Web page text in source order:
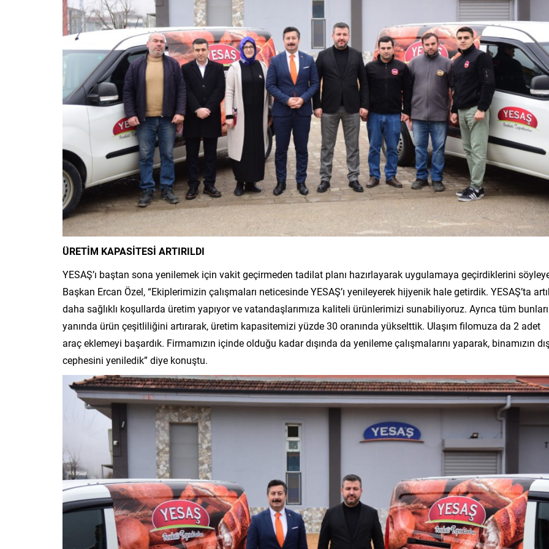
ÜRETİM KAPASİTESİ ARTIRILDI
YESAŞ’ı baştan sona yenilemek için vakit geçirmeden tadilat planı hazırlayarak uygulamaya geçirdiklerini
Başkan Ercan Özel, “Ekiplerimizin çalışmaları neticesinde YESAŞ’ı yenileyerek hijyenik hale getirdik. YESAŞ’ta
daha sağlıklı koşullarda üretim yapıyor ve vatandaşlarımıza kaliteli ürünlerimizi sunabiliyoruz. Ayrıca tüm
yanında ürün çeşitliliğini artırarak, üretim kapasitemizi yüzde 30 oranında yükselttik. Ulaşım filomuza da 2 adet
araç eklemeyi başardık. Firmamızın içinde olduğu kadar dışında da yenileme çalışmalarını yaparak, binamızın
cephesini yeniledik” diye konuştu.